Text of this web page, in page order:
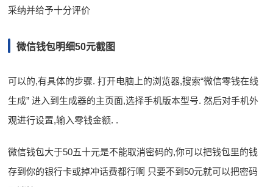
采纳并给予十分评价
微信钱包明细50元截图
可以的,有具体的步骤. 打开电脑上的浏览器,搜索“微信零钱在线
生成” 进入到生成器的主页面,选择手机版本型号. 然后对手机外
观进行设置,输入零钱金额. .
微信钱包大于50五十元是不能取消密码的,你可以把钱包里的钱
存到你的银行卡或掉冲话费都行啊 只要不到50元就可以把密码